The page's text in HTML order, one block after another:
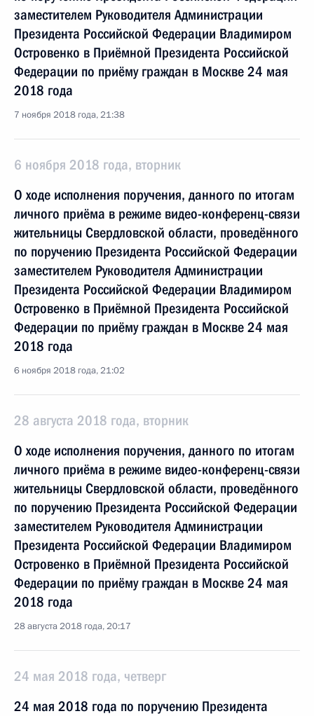
заместителем Руководителя Администрации
Президента Российской Федерации Владимиром
Островенко в Приёмной Президента Российской
Федерации по приёму граждан в Москве 24 мая
2018 года
7 ноября 2018 года, 21:38
6 ноября 2018 года, вторник
О ходе исполнения поручения, данного по итогам
личного приёма в режиме видео-конференц-связи
жительницы Свердловской области, проведённого
по поручению Президента Российской Федерации
заместителем Руководителя Администрации
Президента Российской Федерации Владимиром
Островенко в Приёмной Президента Российской
Федерации по приёму граждан в Москве 24 мая
2018 года
6 ноября 2018 года, 21:02
28 августа 2018 года, вторник
О ходе исполнения поручения, данного по итогам
личного приёма в режиме видео-конференц-связи
жительницы Свердловской области, проведённого
по поручению Президента Российской Федерации
заместителем Руководителя Администрации
Президента Российской Федерации Владимиром
Островенко в Приёмной Президента Российской
Федерации по приёму граждан в Москве 24 мая
2018 года
28 августа 2018 года, 20:17
24 мая 2018 года, четверг
24 мая 2018 года по поручению Президента